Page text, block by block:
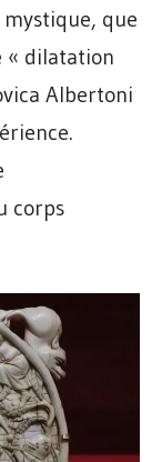
que
« dilatation
Albertoni
corps